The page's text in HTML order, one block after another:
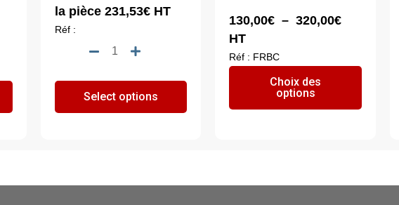
la pièce 231,53€HT
Réf :
quantité
Costière
à
Select options
130,00€ – 320,00€Plage
320,00€
HT
Réf : FRBC
Choix des
options
a
options